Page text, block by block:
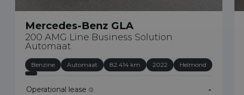
Mercedes-Benz GLA
200 AMG Line Business Solution
Automaat
Benzine Automaat 82.414 km 2022 Helmond
Operational lease -